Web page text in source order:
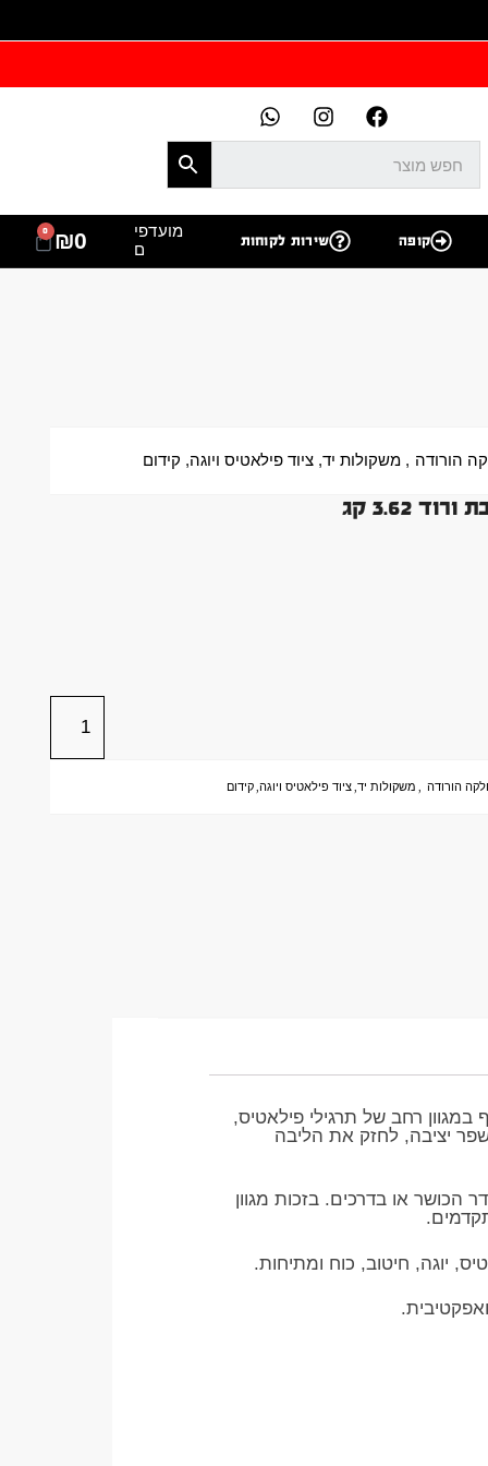
קופה שירות לקוחות
מועדפי
ם
₪0
0
הורודה ,משקולות יד,ציוד פילאטיס ויוגה, קידום
3.62 קג
הורודה , משקולות יד,ציוד פילאטיס ויוגה,קידום
במגוון רחב של תרגילי פילאטיס,
יציבה, לחזק את הליבה
הכושר או בדרכים. בזכות מגוון
יוגה, חיטוב, כוח ומתיחות.